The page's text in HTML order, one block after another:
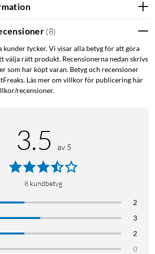
gratisprogramvaran Audacity för
Audacity finns för Windows, Mac
AT-3600L (MMC)
(8)
kunder tycker. Vi visar alla betyg för att göra
välja rätt produkt. Recensionerna nedan skrivs
som har köpt varan. Betyg och recensioner
Läs mer om villkor för publicering här
recensioner.
3.5 av 5
8 kundbetyg
2
3
2
0